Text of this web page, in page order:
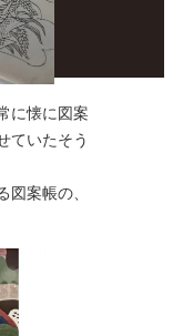
に懐に図案
ていたそう
図案帳の、